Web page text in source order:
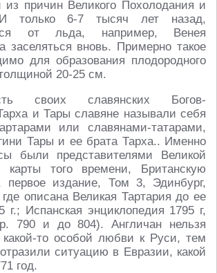
из причин Великого Похолодания и
И только 6-7 тысяч лет назад,
от льда, например, Венея
заселяться вновь. Примерно такое
для образования плодородного
20-25 см.
своих славянских Богов-
и Тары славяне называли себя
или славянами-татарами,
Тары и ее брата Тарха.. Именно
были представителями Великой
карты того времени, Британскую
первое издание, Том 3, Эдинбург,
описана Великая Тартария до ее
г.; Испанская энциклопедия 1795 г,
790 и до 804). Англичан нельзя
какой-то особой любви к Руси, тем
ситуацию в Евразии, какой
год.